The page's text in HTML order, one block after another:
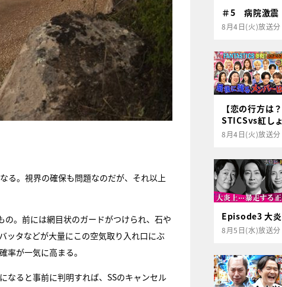
る。視界の確保も問題なのだが、それ以上
。前には網目状のガードがつけられ、石や
ッタなどが大量にこの空気取り入れ口にぶ
が一気に高まる。
なると事前に判明すれば、SSのキャンセル
＃5 病院激震
8月4日(火)放送分
【恋の行方は
STICSvs紅し
8月4日(火)放送分
Episode3 大
8月5日(水)放送分